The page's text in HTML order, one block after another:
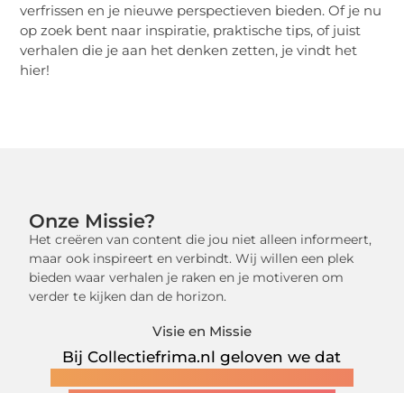
verfrissen en je nieuwe perspectieven bieden. Of je nu
op zoek bent naar inspiratie, praktische tips, of juist
verhalen die je aan het denken zetten, je vindt het
hier!
Onze Missie?
Het creëren van content die jou niet alleen informeert,
maar ook inspireert en verbindt. Wij willen een plek
bieden waar verhalen je raken en je motiveren om
verder te kijken dan de horizon.
Visie en Missie
Bij Collectiefrima.nl geloven we dat